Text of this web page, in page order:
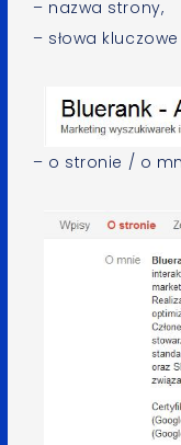
– nazwa strony,
– słowa
– o stronie / o